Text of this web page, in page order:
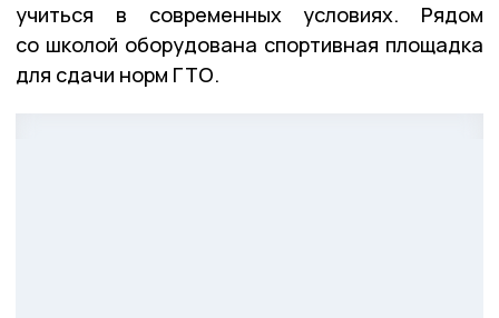
учиться в современных условиях. Рядом
со школой оборудована спортивная площадка
для сдачи норм ГТО.